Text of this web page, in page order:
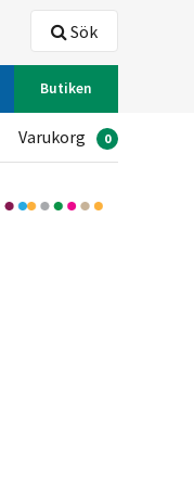
Butiken
Sök
Varukorg 0